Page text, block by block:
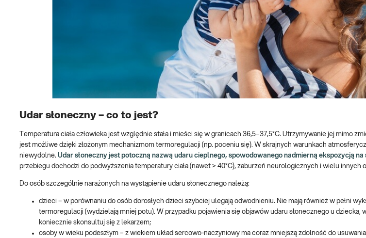
Udar słoneczny – co to jest?
Temperatura ciała człowieka jest względnie stała i mieści się w granicach 36,5–37,5°C. Utrzymywanie jej mimo
jest możliwe dzięki złożonym mechanizmom termoregulacji (np. poceniu się). W skrajnych warunkach
niewydolne. Udar słoneczny jest potoczną nazwą udaru cieplnego, spowodowanego nadmierną ekspozycją na
przebiegu dochodzi do podwyższenia temperatury ciała (nawet > 40°C), zaburzeń neurologicznych i wielu innych
Do osób szczególnie narażonych na wystąpienie udaru słonecznego należą:
dzieci – w porównaniu do osób dorosłych dzieci szybciej ulegają odwodnieniu. Nie mają również w pełni
termoregulacji (wydzielają mniej potu). W przypadku pojawienia się objawów udaru słonecznego u dziecka,
koniecznie skonsultuj się z lekarzem;
osoby w wieku podeszłym – z wiekiem układ sercowo-naczyniowy ma coraz mniejszą zdolność do